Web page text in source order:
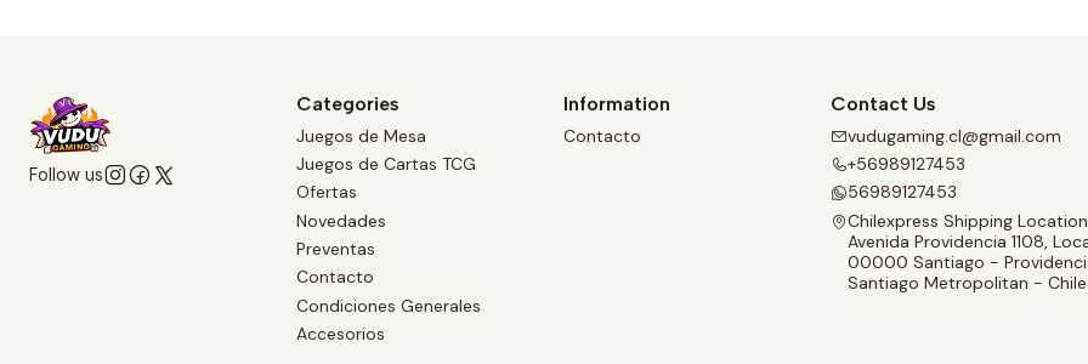
Follow us
Categories
Juegos de Mesa
Juegos de Cartas TCG
Ofertas
Novedades
Preventas
Contacto
Condiciones Generales
Accesorios
Information
Contacto
Contact Us
vudugaming.cl@gmail.com
+56989127453
56989127453
Chilexpress Shipping Location
Avenida Providencia 1108,
00000 Santiago -
Santiago Metropolitan - Chile